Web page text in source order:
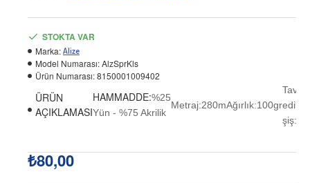
₺80,00
STOKTA VAR
Marka: Alize
Model Numarası:AlzSprKls
Ürün Numarası:8150001009402
ÜRÜN
AÇIKLAMASI
HAMMADDE:%25
Yün - %75 Akrilik
Metraj:280mAğırlık:100gredilen
şiş:3-